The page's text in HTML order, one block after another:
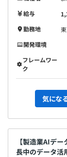
■Event Bus：
■DevOps：
Kustomize、
■Data：
BigQuery、dbt
■API：
■認証：Auth0
■開発ツール
■コミュニケー
Miro、Confluence
給与
勤務地
開発環境
フレームワー
ク
気にな
【製造業AIデ
長中のデータ